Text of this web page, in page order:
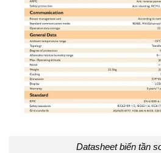
Datasheet biến tần